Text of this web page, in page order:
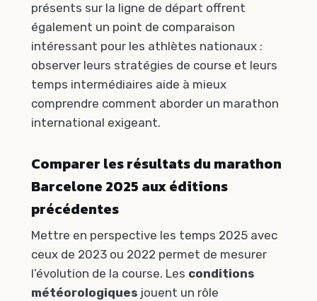
présents sur la ligne de départ offrent
également un point de comparaison
intéressant pour les athlètes nationaux :
observer leurs stratégies de course et leurs
temps intermédiaires aide à mieux
comprendre comment aborder un marathon
international exigeant.
Comparer les résultats du marathon
Barcelone 2025 aux éditions
précédentes
Mettre en perspective les temps 2025 avec
ceux de 2023 ou 2022 permet de mesurer
l’évolution de la course. Les conditions
météorologiques jouent un rôle